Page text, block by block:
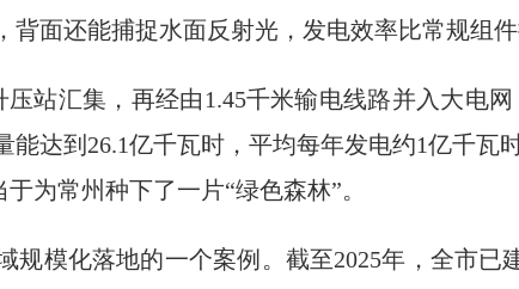
面还能捕捉水面反射光，发电效率比常规组件
站汇集，再经由1.45千米输电线路并入大电
达到26.1亿千瓦时，平均每年发电约1亿千瓦
为常州种下了一片“绿色森林”。
规模化落地的一个案例。截至2025年，全市已